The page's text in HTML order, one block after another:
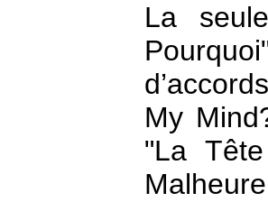
La
My
"La